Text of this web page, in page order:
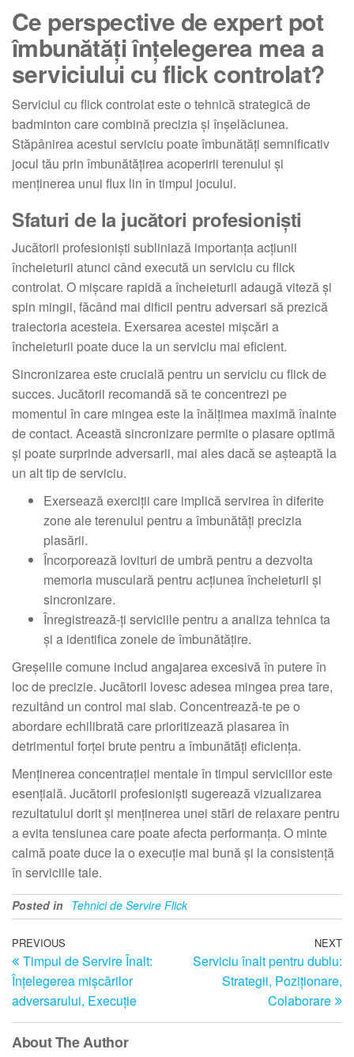
Ce perspective de expert pot
îmbunătăți înțelegerea mea a
serviciului cu flick controlat?
Serviciul cu flick controlat este o tehnică strategică de
badminton care combină precizia și înșelăciunea.
Stăpânirea acestui serviciu poate îmbunătăți semnificativ
jocul tău prin îmbunătățirea acoperirii terenului și
menținerea unui flux lin în timpul jocului.
Sfaturi de la jucători profesioniști
Jucătorii profesioniști subliniază importanța acțiunii
încheieturii atunci când execută un serviciu cu flick
controlat. O mișcare rapidă a încheieturii adaugă viteză și
spin mingii, făcând mai dificil pentru adversari să prezică
traiectoria acesteia. Exersarea acestei mișcări a
încheieturii poate duce la un serviciu mai eficient.
Sincronizarea este crucială pentru un serviciu cu flick de
succes. Jucătorii recomandă să te concentrezi pe
momentul în care mingea este la înălțimea maximă înainte
de contact. Această sincronizare permite o plasare optimă
și poate surprinde adversarii, mai ales dacă se așteaptă la
un alt tip de serviciu.
Exersează exerciții care implică servirea în diferite
zone ale terenului pentru a îmbunătăți precizia
plasării.
Încorporează lovituri de umbră pentru a dezvolta
memoria musculară pentru acțiunea încheieturii și
sincronizare.
Înregistrează-ți serviciile pentru a analiza tehnica ta
și a identifica zonele de îmbunătățire.
Greșelile comune includ angajarea excesivă în putere în
loc de precizie. Jucătorii lovesc adesea mingea prea tare,
rezultând un control mai slab. Concentrează-te pe o
abordare echilibrată care prioritizează plasarea în
detrimentul forței brute pentru a îmbunătăți eficiența.
Menținerea concentrației mentale în timpul serviciilor este
esențială. Jucătorii profesioniști sugerează vizualizarea
rezultatului dorit și menținerea unei stări de relaxare pentru
a evita tensiunea care poate afecta performanța. O minte
calmă poate duce la o execuție mai bună și la consistență
în serviciile tale.
Posted in Tehnici de Servire Flick
Post
navigation
Previous
Post
PREVIOUS
Timpul de Servire Înalt:
Înțelegerea mișcărilor
adversarului, Execuție
NEXT
Serviciu înalt pentru dublu:
Strategii, Poziționare,
Colaborare
About The Author